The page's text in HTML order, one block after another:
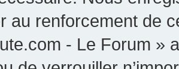
au renforcement de
- Le Forum »